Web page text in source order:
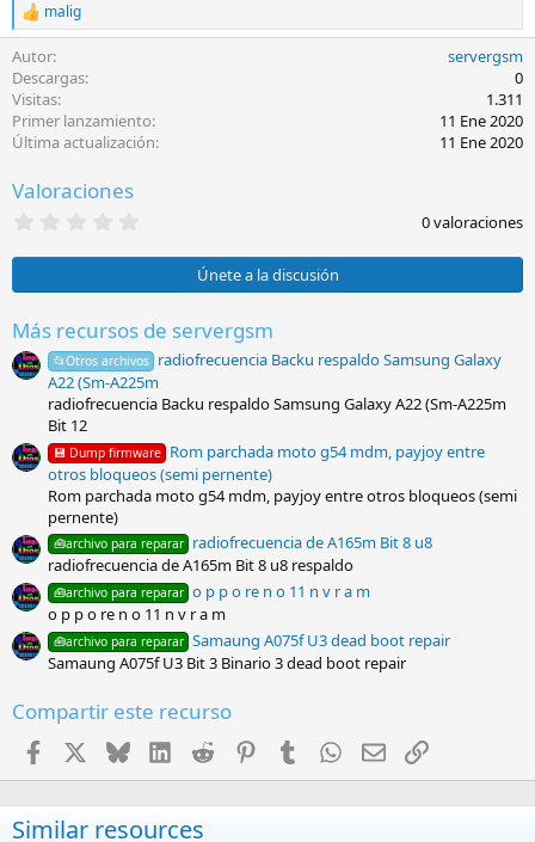
R
e
a
c
c
i
o
n
s
malig
Autor
servergsm
Descargas
0
Visitas
1.311
Primer lanzamiento
11 Ene 2020
Última actualización
11 Ene 2020
Valoraciones
0
e
t
r
e
l
l
a
s
)
0 valoraciones
Únete a la discusión
Más recursos de servergsm
📂Otros archivos radiofrecuencia Backu respaldo Samsung Galaxy
A22 (Sm-A225m
radiofrecuencia Backu respaldo Samsung Galaxy A22 (Sm-A225m
Bit 12
💾 Dump firmware Rom parchada moto g54 mdm, payjoy entre
otros bloqueos (semi pernente)
Rom parchada moto g54 mdm, payjoy entre otros bloqueos (semi
pernente)
🧰archivo para reparar radiofrecuencia de A165m Bit 8 u8
radiofrecuencia de A165m Bit 8 u8 respaldo
🧰archivo para reparar o p p o re n o 11 n v r a m
o p p o re n o 11 n v r a m
🧰archivo para reparar Samaung A075f U3 dead boot repair
Samaung A075f U3 Bit 3 Binario 3 dead boot repair
Compartir este recurso
Facebook BlueskyLinkedInReddit PinterestTumblr WhatsApp
EmailEnlace
Similar resources